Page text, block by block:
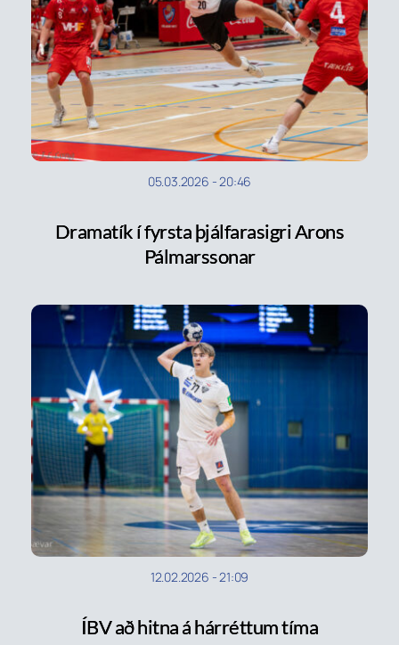
05.03.2026 -20:46
Dramatík í fyrsta þjálfarasigri Arons
Pálmarssonar
12.02.2026 -21:09
ÍBV að hitna á hárréttum tíma